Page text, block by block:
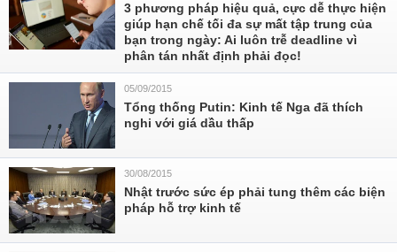
3 phương pháp hiệu quả, cực dễ thực hiện
giúp hạn chế tối đa sự mất tập trung của
bạn trong ngày: Ai luôn trễ deadline vì
phân tán nhất định phải đọc!
05/09/2015
Tổng thống Putin: Kinh tế Nga đã thích
nghi với giá dầu thấp
30/08/2015
Nhật trước sức ép phải tung thêm các biện
pháp hỗ trợ kinh tế